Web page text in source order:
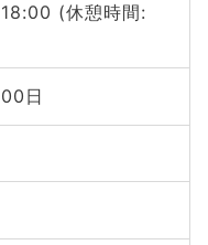
(休憩時間:
日